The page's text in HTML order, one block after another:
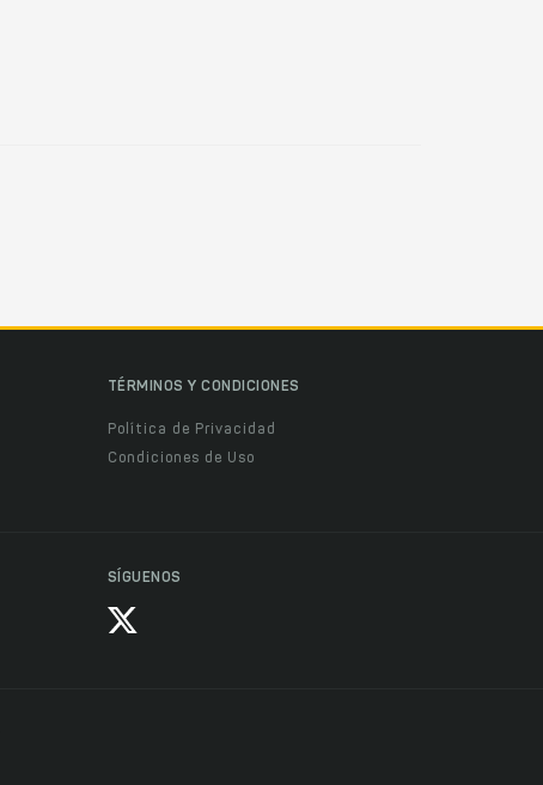
TÉRMINOS Y CONDICIONES
Política de Privacidad
Condiciones de Uso
SÍGUENOS